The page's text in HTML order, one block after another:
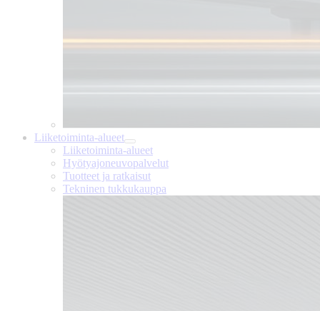
Liiketoiminta-alueet
Liiketoiminta-alueet
Hyötyajoneuvopalvelut
Tuotteet ja ratkaisut
Tekninen tukkukauppa